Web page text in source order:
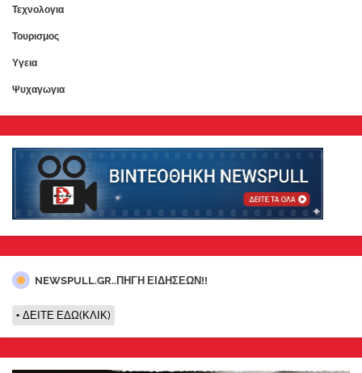
Τεχνολογια
Τουρισμος
Υγεια
Ψυχαγωγια
NEWSPULL.GR..ΠΗΓΗ ΕΙΔΗΣΕΩΝ!!
ΔΕΙΤΕ ΕΔΩ(ΚΛΙΚ)